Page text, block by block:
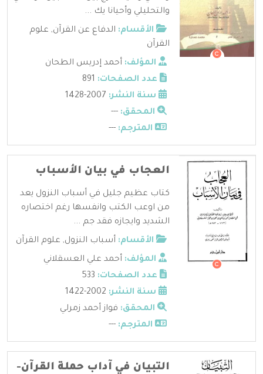
والتحليلي وأحيانا يك ...
الأقسام: الدفاع عن القرآن, علوم
القرآن
المؤلف: أحمد إدريس الطحان
عدد الصفحات:
سنة النشر:
المحقق: ---
المترجم: ---
العجاب في بيان الأسباب
كتاب عظيم جليل في أسباب النزول يعد
من اوعب الكتب وانفسها رغم اختصاره
الشديد وايجازه فقد جم ...
الأقسام: أسباب النزول, علوم القرآن
المؤلف: أحمد علي العسقلاني
عدد الصفحات:
سنة النشر:
المحقق: فواز أحمد زمرلي
المترجم: ---
التبيان في آداب حملة القرآن-